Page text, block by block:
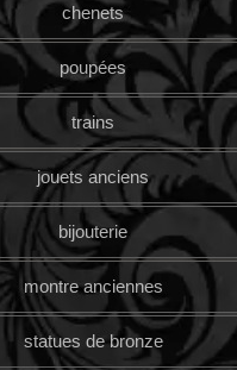
chenets
poupées
trains
jouets anciens
bijouterie
montre anciennes
statues de bronze